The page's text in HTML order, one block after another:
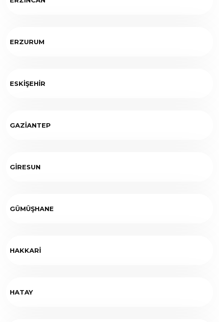
ERZURUM
ESKİŞEHİR
GAZİANTEP
GİRESUN
GÜMÜŞHANE
HAKKARİ
HATAY